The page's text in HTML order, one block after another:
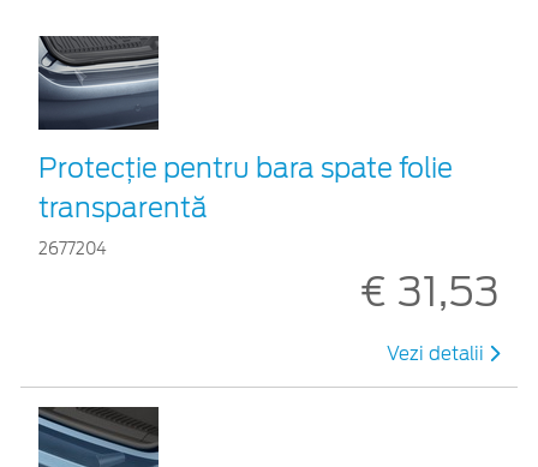
Protecţie pentru bara spate folie
transparentă
2677204
€ 31,53
Vezi detalii